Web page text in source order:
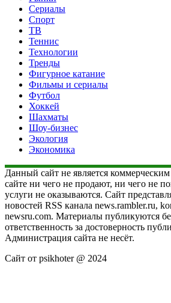
Сериалы
Спорт
ТВ
Теннис
Технологии
Тренды
Фигурное катание
Фильмы и сериалы
Футбол
Хоккей
Шахматы
Шоу-бизнес
Экология
Экономика
Данный сайт не является
сайте ни чего не продают, ни чего не
услуги не оказываются. Сайт
новостей RSS канала news.rambler.ru,
newsru.com. Материалы публикуются
ответственность за достоверность
Администрация сайта не несёт.
Сайт от psikhoter @ 2024